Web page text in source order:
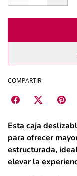
COMPARTIR
Esta caja
para ofrecer
estructurada,
elevar la